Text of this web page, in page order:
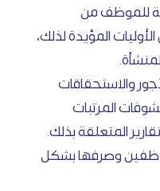
للموظف من
المؤيدة لذلك،
والاستحقاقات
المرتبات
المتعلقة بذلك.
وصرفها بشكل